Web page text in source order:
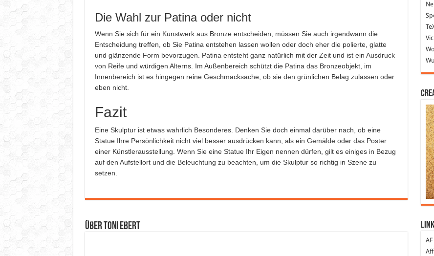
Die Wahl zur Patina oder nicht
Wenn Sie sich für ein Kunstwerk aus Bronze entscheiden, müssen Sie auch irgendwann die
Entscheidung treffen, ob Sie Patina entstehen lassen wollen oder doch eher die polierte, glatte
und glänzende Form bevorzugen. Patina entsteht ganz natürlich mit der Zeit und ist ein Ausdruck
von Reife und würdigen Alterns. Im Außenbereich schützt die Patina das Bronzeobjekt, im
Innenbereich ist es hingegen reine Geschmacksache, ob sie den grünlichen Belag zulassen oder
eben nicht.
Fazit
Eine Skulptur ist etwas wahrlich Besonderes. Denken Sie doch einmal darüber nach, ob eine
Statue Ihre Persönlichkeit nicht viel besser ausdrücken kann, als ein Gemälde oder das Poster
einer Künstlerausstellung. Wenn Sie eine Statue Ihr Eigen nennen dürfen, gilt es einiges in Bezug
auf den Aufstellort und die Beleuchtung zu beachten, um die Skulptur so richtig in Szene zu
setzen.
Über Toni Ebert